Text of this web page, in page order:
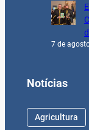
7 de
Notícias
Agricultura